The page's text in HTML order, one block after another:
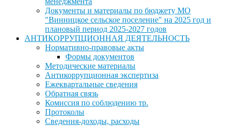
Документы и материалы по бюджету МО
"Винницкое сельское поселение" на 2025 год и
плановый период 2025-2027 годов
АНТИКОРРУПЦИОННАЯ ДЕЯТЕЛЬНОСТЬ
Нормативно-правовые акты
Формы документов
Методические материалы
Антикоррупционная экспертиза
Ежеквартальные сведения
Обратная связь
Комиссия по соблюдению тр.
Протоколы
Сведения-доходы, расходы